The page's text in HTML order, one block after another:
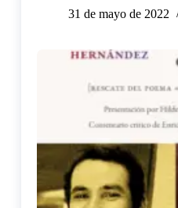
31 de mayo de 2022